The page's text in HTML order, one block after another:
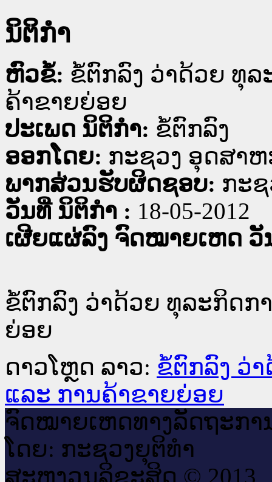
ນິຕິກໍາ
ຫົວຂໍ້: ຂໍ້ຕົກລົງ ວ່າດ້ວຍ ທຸ
ຄ້າຂາຍຍ່ອຍ
ປະເພດ ນິຕິກໍາ: ຂໍ້ຕົກລົງ
ອອກໂດຍ: ກະຊວງ ອຸດສາ
ພາກສ່ວນຮັບຜິດຊອບ: ກະ
ວັນທີ່ ນິຕິກໍາ : 18-05-2012
ເຜີຍແຜ່ລົງ ຈົດໝາຍເຫດ ວັ
ຂໍ້ຕົກລົງ ວ່າດ້ວຍ ທຸລະກິດກ
ຍ່ອຍ
ດາວໂຫຼດ ລາວ: ຂໍ້ຕົກລົງ ວ່
ແລະ ການຄ້າຂາຍຍ່ອຍ
ຈົດ​ໝາຍ​ເຫດ​ທາງ​ລັດ​ຖະ​ກາ
ໂດຍ: ກະ​ຊວງຍຸ​ຕິ​ທຳ
ສະ​ຫງວນ​ລິ​ຂະ​ສິດ © 2013